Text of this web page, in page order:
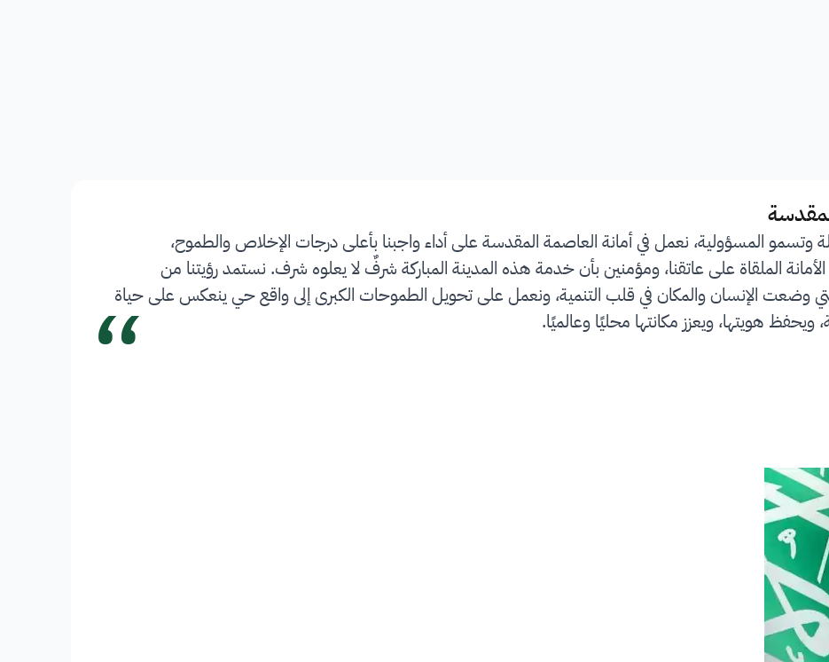
وتسمو المسؤولية، نعمل في أمانة العاصمة المقدسة على أداء واجبنا بأعلى درجات الإخلاص والطموح،
الملقاة على عاتقنا، ومؤمنين بأن خدمة هذه المدينة المباركة شرفٌ لا يعلوه شرف. نستمد رؤيتنا من
رؤية المملكة 2030 التي وضعت الإنسان والمكان في قلب التنمية، ونعمل على تحويل الطموحات الكبرى إلى واقع حي ينعكس على حياة
ويحفظ هويتها، ويعزز مكانتها محليًا وعالميًا.
“